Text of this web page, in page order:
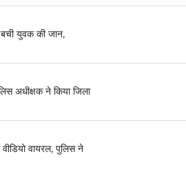
युवक की जान,
अधीक्षक ने किया जिला
वायरल, पुलिस ने